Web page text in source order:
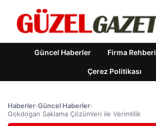
Güncel Haberler Firma Rehberi
Çerez Politikası
Haberler›Güncel Haberler›
Gokdogan Saklama Çözümleri ile Verimlilik